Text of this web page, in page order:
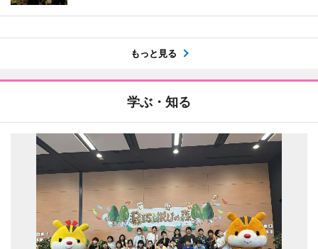
もっと見る
学ぶ・知る